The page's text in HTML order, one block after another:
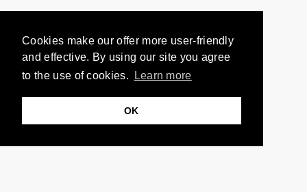
Cookies make our offer more user-friendly
and effective. By using our site you agree
to the use of cookies.
Learn more
OK